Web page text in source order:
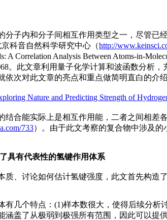
分子内和分子间相互作用类型之一，尽管已
京科音自然科学研究中心（http://
A Correlation Analysis Between Atoms-in-
。此文章利用量子化学计算和波函数分析
依次对此文章的亮点和重点做简明直白的介
Nature and Predicting Strength of
结合能实际上是相互作用能，二者之间相差
733）。由于此文考察的复合物中涉及
具有代表性的氢键作用体系
质、讨论如何估计氢键强度，此文首先构造
有几个特点：(1)样本数很大，使得后续分析
涵盖了从极弱到极强所有范围，因此可以提